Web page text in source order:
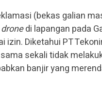
(bekas galian
dronedi lapangan pada
izin. Diketahui PT
sekali tidak
banjir yang